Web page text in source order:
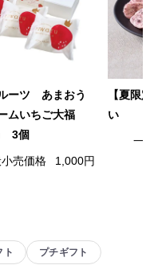
ーツ あまおう
ムいちご大福
3個
売価格 1,000円
【夏限
い
一
ト プチギフト